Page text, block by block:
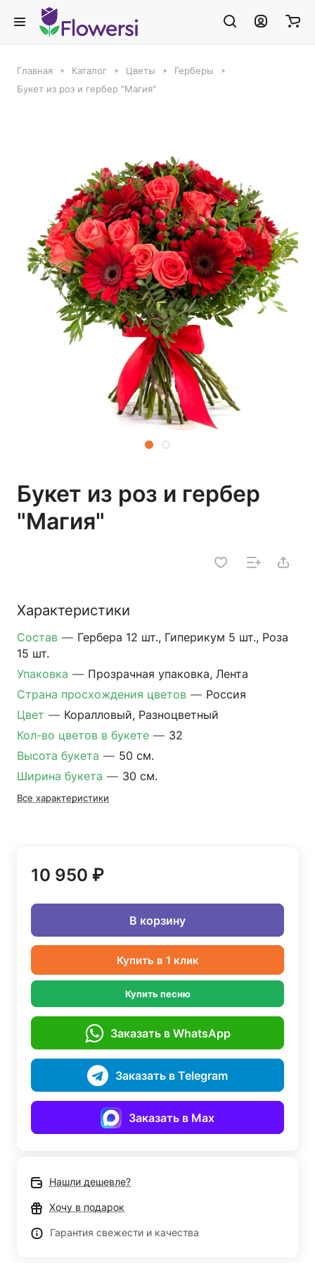
Главная Каталог Цветы
Герберы
Букет из роз и гербер "Магия"
Букет из роз и гербер
"Магия"
Характеристики
Состав — Гербера 12 шт., Гиперикум 5 шт., Роза
15 шт.
Упаковка — Прозрачная упаковка, Лента
Страна просхождения цветов — Россия
Цвет — Коралловый, Разноцветный
Кол-во цветов в букете — 32
Высота букета — 50 см.
Ширина букета — 30 см.
Все характеристики
10 950 ₽
В корзину
Купить в 1 клик
Купить песню
Заказать в WhatsApp
Заказать в Telegram
Заказать в Max
Нашли дешевле?
Хочу в подарок
Гарантия свежести и качества